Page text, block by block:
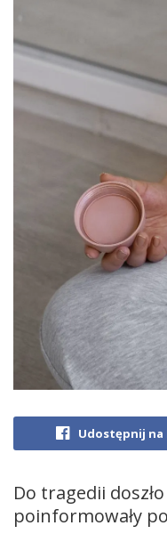
Udostępnij na
Do tragedii
poinformowały